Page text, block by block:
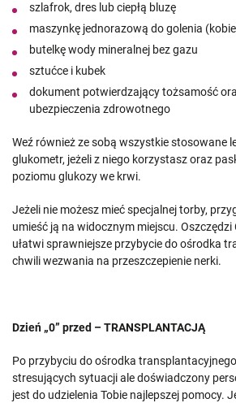
szlafrok, dres lub ciepłą bluzę
maszynkę jednorazową do golenia
butelkę wody mineralnej bez gazu
sztućce i kubek
dokument potwierdzający tożsamość
ubezpieczenia zdrowotnego
Weź również ze sobą wszystkie stosowane
glukometr, jeżeli z niego korzystasz oraz
poziomu glukozy we krwi.
Jeżeli nie możesz mieć specjalnej torby,
umieść ją na widocznym miejscu.
ułatwi sprawniejsze przybycie do ośrodka
chwili wezwania na przeszczepienie nerki.
Dzień „0” przed – TRANSPLANTACJĄ
Po przybyciu do ośrodka
stresujących sytuacji ale doświadczony
jest do udzielenia Tobie najlepszej pomocy.